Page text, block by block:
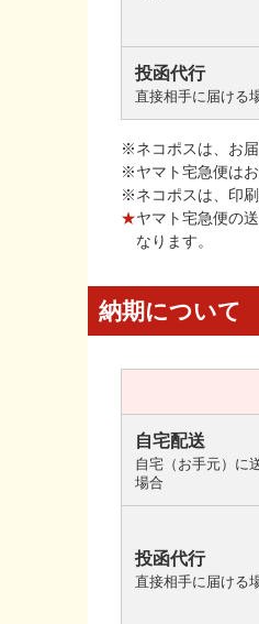
投函代行
直接相手に届ける
※ネコポスは、お届
※ヤマト宅急便はお
※ネコポスは、印
★ヤマト宅急便の
なります。
納期について
自宅配送
自宅（お手元）に
場合
投函代行
直接相手に届ける